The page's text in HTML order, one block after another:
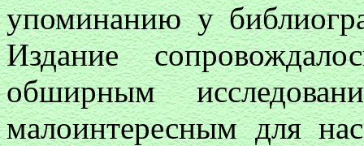
упоминанию у
Издание
обширным
малоинтересным для